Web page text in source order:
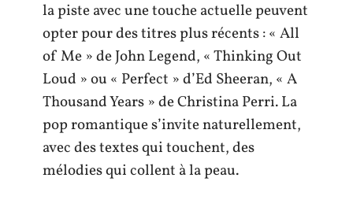
la piste avec une touche actuelle peuvent
opter pour des titres plus récents : « All
of Me » de John Legend, « Thinking Out
Loud » ou « Perfect » d’Ed Sheeran, « A
Thousand Years » de Christina Perri. La
pop romantique s’invite naturellement,
avec des textes qui touchent, des
mélodies qui collent à la peau.